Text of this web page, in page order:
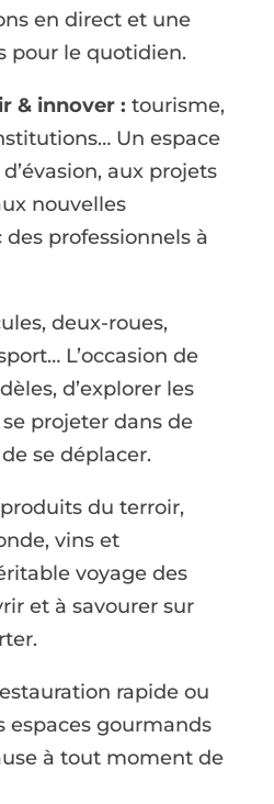
en direct et une
pour le quotidien.
& innover : tourisme,
Un espace
aux projets
nouvelles
professionnels à
deux-roues,
L’occasion de
d’explorer les
projeter dans de
se déplacer.
produits du terroir,
vins et
voyage des
et à savourer sur
rapide ou
espaces gourmands
à tout moment de